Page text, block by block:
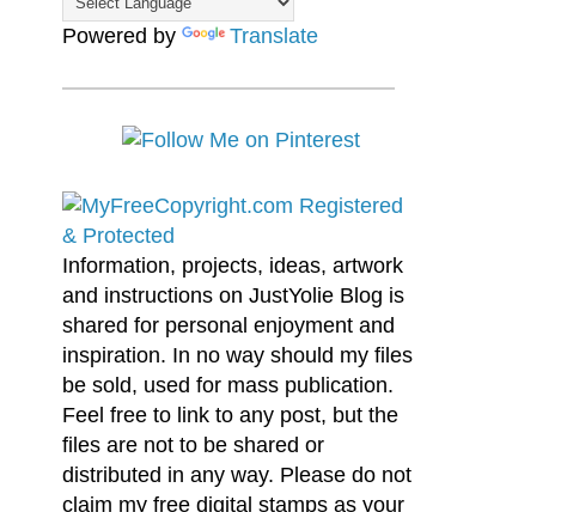
Powered by Translate
Information, projects, ideas, artwork
and instructions on JustYolie Blog is
shared for personal enjoyment and
inspiration. In no way should my files
be sold, used for mass publication.
Feel free to link to any post, but the
files are not to be shared or
distributed in any way. Please do not
claim my free digital stamps as your